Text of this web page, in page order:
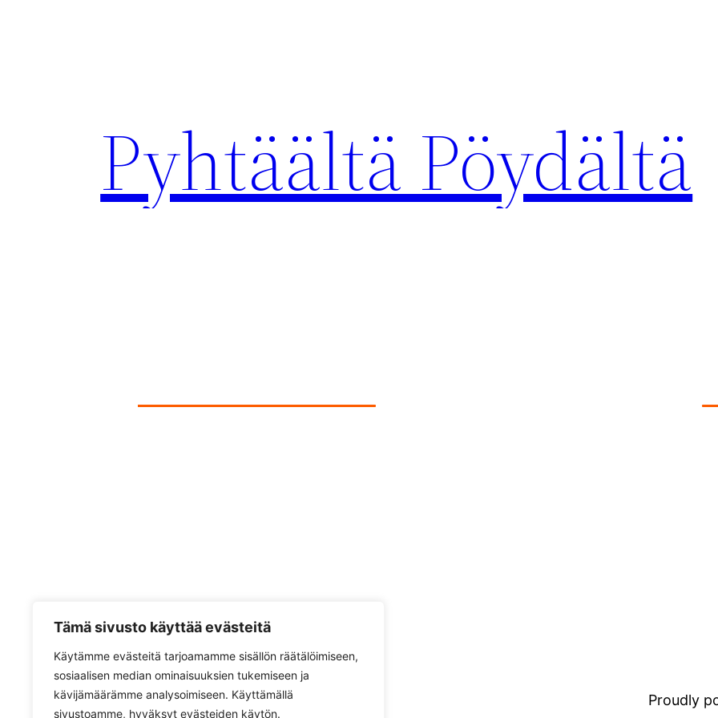
Tämä sivusto käyttää evästeitä
Käytämme evästeitä tarjoamamme sisällön räätälöimiseen,
sosiaalisen median ominaisuuksien tukemiseen ja
kävijämäärämme analysoimiseen. Käyttämällä
sivustoamme, hyväksyt evästeiden käytön.
Pyhtäältä Pöydältä
Pyhtäältä Pöydältä Proudly